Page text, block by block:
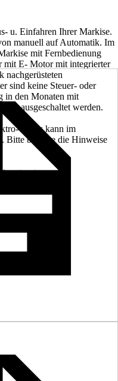
u. Einfahren Ihrer Markise.
manuell auf Automatik. Im
mit Fernbedienung
mit E- Motor mit integrierter
nachgerüsteten
sind keine Steuer- oder
in den Monaten mit
ausgeschaltet werden.
Geräts kann im
Bitte beachte die Hinweise